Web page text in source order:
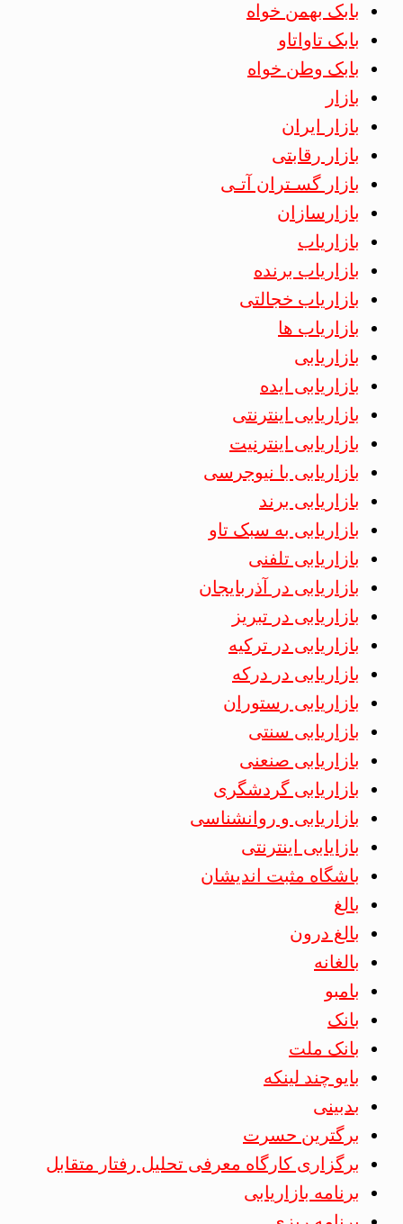
بابک بهمن خواه
بابک تاواتاو
بابک وطن خواه
بازار
بازار ایران
بازار رقابتی
بازار گسـتران آتـی
بازارسازان
بازاریاب
بازاریاب برنده
بازاریاب خجالتی
بازاریاب ها
بازاریابی
بازاریابی ایده
بازاریابی اینترنتی
بازاریابی اینترنیت
بازاریابی با نیوجرسی
بازاریابی برند
بازاریابی به سبک تاو
بازاریابی تلفنی
بازاریابی در آذربایجان
بازاریابی در تبریز
بازاریابی در ترکیه
بازاریابی در درکه
بازاریابی رستوران
بازاریابی سنتی
بازاریابی صنعنی
بازاریابی گردشگری
بازاریابی و روانشناسی
بازایابی اینترنتی
باشگاه مثبت اندیشان
بالغ
بالغ درون
بالغانه
بامبو
بانک
بانک ملت
بایو چند لینکه
بدبینی
برگترین حسرت
برگزاری کارگاه معرفی تحلیل رفتار متقابل
برنامه بازاریابی